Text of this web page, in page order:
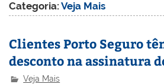
Categoria:Veja Mais
Clientes Porto Seguro
desconto na assinatura
Veja Mais